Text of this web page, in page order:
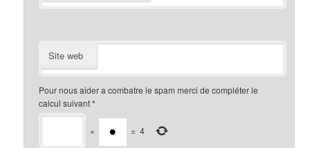
Site web
Pour nous aider a combatre le spam merci de compléter le
calcul suivant*
× = 4